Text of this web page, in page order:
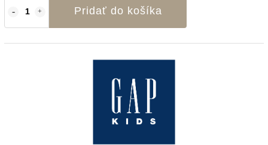
Pridať do košíka